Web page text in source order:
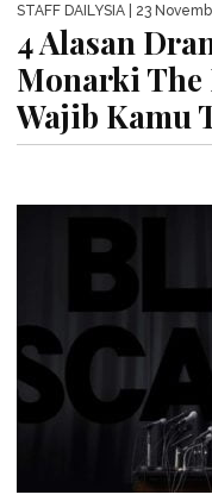
STAFF DAILYSIA | 23
4 Alasan
Monarki The
Wajib Kamu